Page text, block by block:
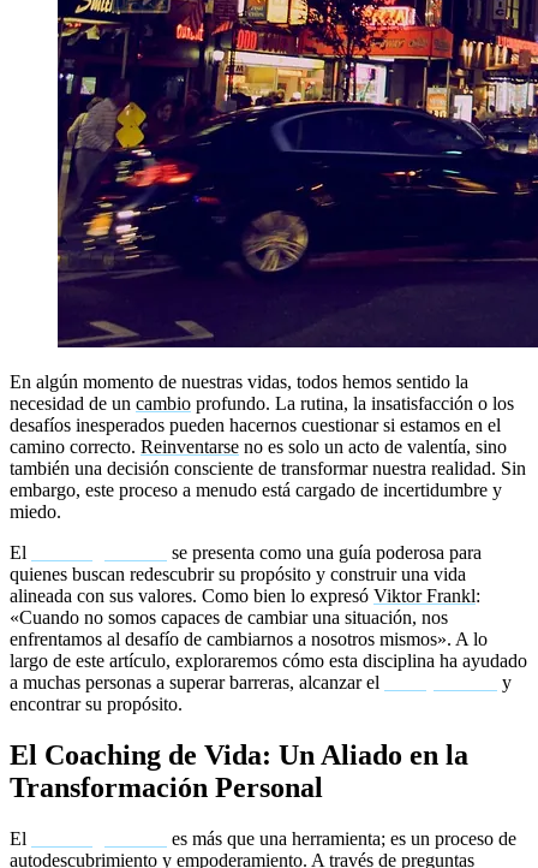
En algún momento de nuestras vidas, todos hemos sentido la
necesidad de un cambio profundo. La rutina, la insatisfacción o los
desafíos inesperados pueden hacernos cuestionar si estamos en el
camino correcto. Reinventarse no es solo un acto de valentía, sino
también una decisión consciente de transformar nuestra realidad. Sin
embargo, este proceso a menudo está cargado de incertidumbre y
miedo.
El
se presenta como una guía poderosa para
quienes buscan redescubrir su propósito y construir una vida
alineada con sus valores. Como bien lo expresó Viktor Frankl:
«Cuando no somos capaces de cambiar una situación, nos
enfrentamos al desafío de cambiarnos a nosotros mismos». A lo
largo de este artículo, exploraremos cómo esta disciplina ha ayudado
a muchas personas a superar barreras, alcanzar el
y
encontrar su propósito.
El Coaching de Vida: Un Aliado en la
Transformación Personal
El
es más que una herramienta; es un proceso de
autodescubrimiento y empoderamiento. A través de preguntas